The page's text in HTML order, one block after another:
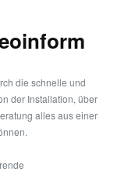
die schnelle und
der Installation, über
alles aus einer